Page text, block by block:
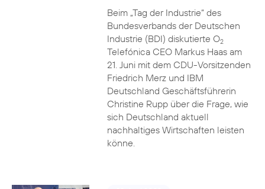
Beim „Tag der Industrie“ des
Bundesverbands der Deutschen
Industrie (BDI) diskutierte O2
Telefónica CEO Markus Haas am
21. Juni mit dem CDU-Vorsitzenden
Friedrich Merz und IBM
Deutschland Geschäftsführerin
Christine Rupp über die Frage, wie
sich Deutschland aktuell
nachhaltiges Wirtschaften leisten
könne.